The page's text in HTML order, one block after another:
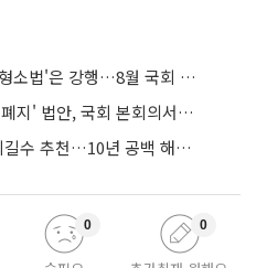
'선관위 특검' 합의했지만 '형소법'은 강행…8월 국회 '입법 2차전' 예고
, 국회 본회의서 민주당 주도 통과
민주, 특별감찰관 후보에 최길수 추천…10년 공백 해소 속도
0 0